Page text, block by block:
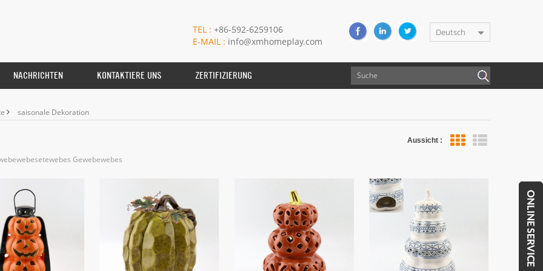
Deutsch
TEL : +86-592-6259106
E-MAIL : info@xmhomeplay.com
NACHRICHTEN KONTAKTIERE UNS ZERTIFIZIERUNG
saisonale Dekoration
Aussicht :
Gewebewebes